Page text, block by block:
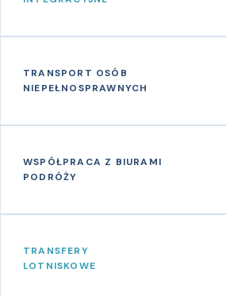
TRANSPORT OSÓB
NIEPEŁNOSPRAWNYCH
WSPÓŁPRACA Z BIURAMI
PODRÓŻY
TRANSFERY
LOTNISKOWE